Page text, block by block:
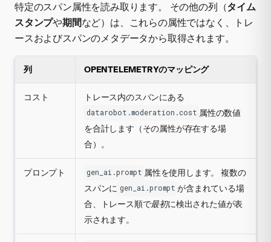
特定のスパン属性を読み取ります。 その他の列（タイム
スタンプや期間など）は、これらの属性ではなく、トレ
ースおよびスパンのメタデータから取得されます。
列 OPENTELEMETRYのマッピング
コスト トレース内のスパンにある
datarobot.moderation.cost 属性の数値
を合計します（その属性が存在する場
合）。
プロンプト gen_ai.prompt 属性を使用します。 複数の
スパンに gen_ai.prompt が含まれている場
合、トレース順で最初に検出された値が表
示されます。